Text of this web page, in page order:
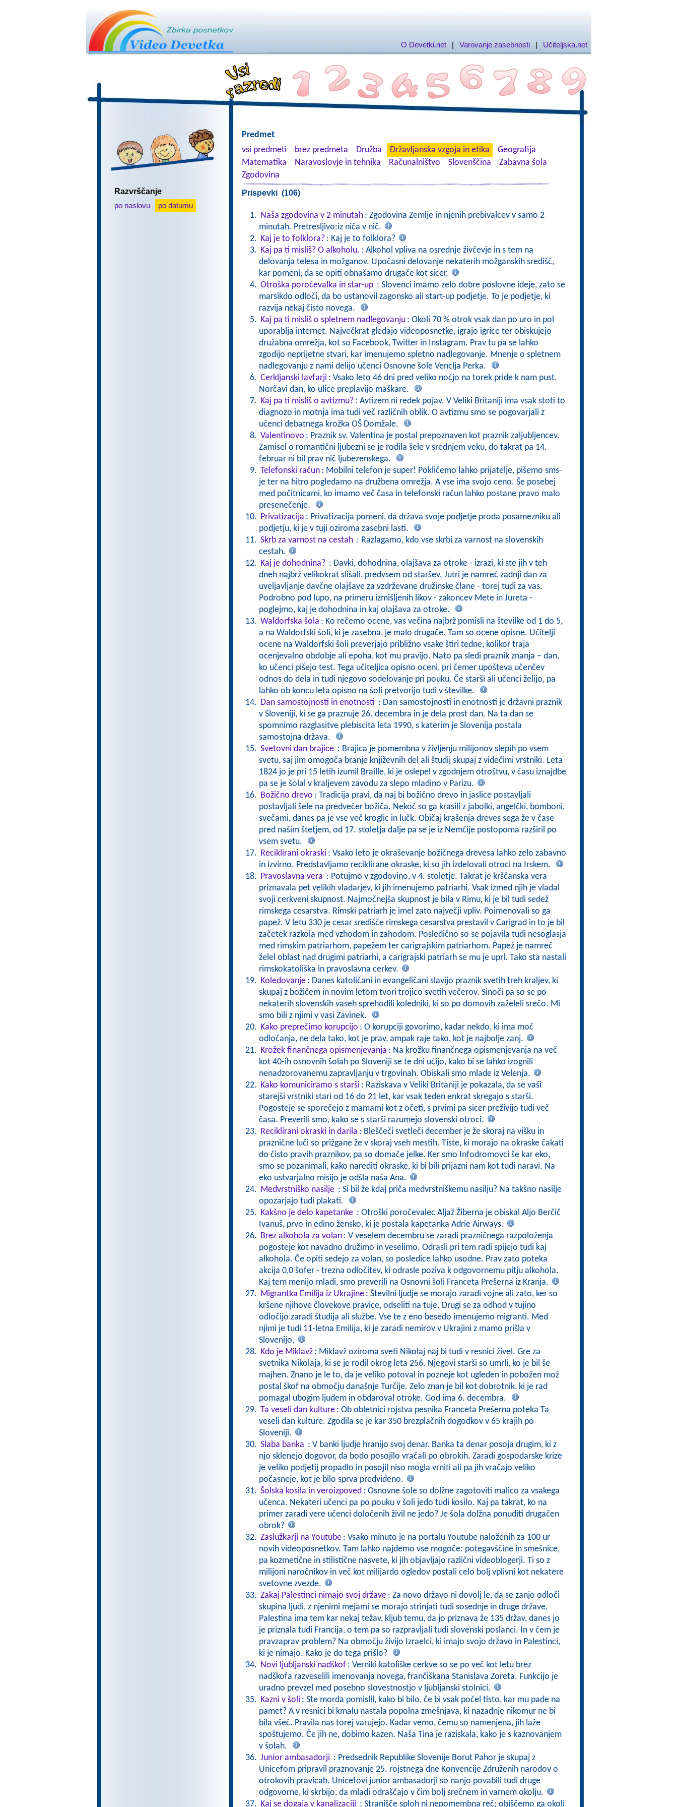
O Devetki.net | Varovanje zasebnosti | Učiteljska.net
Razvrščanje
po naslovu
po datumu
Predmet
vsi predmeti
brez predmeta Družba Državljanska vzgoja in etika
Geografija
Matematika
Naravoslovje in tehnika Računalništvo Slovenščina
Zabavna šola
Zgodovina
Prispevki (106)
Naša zgodovina v 2 minutah : Zgodovina Zemlje in njenih prebivalcev v samo 2
minutah. Pretresljivo:iz niča v nič.
Kaj je to folklora? : Kaj je to folklora?
Kaj pa ti misliš? O alkoholu. : Alkohol vpliva na osrednje živčevje in s tem na
delovanja telesa in možganov. Upočasni delovanje nekaterih možganskih središč,
kar pomeni, da se opiti obnašamo drugače kot sicer.
Otroška poročevalka in star-up : Slovenci imamo zelo dobre poslovne ideje, zato se
marsikdo odloči, da bo ustanovil zagonsko ali start-up podjetje. To je podjetje, ki
razvija nekaj čisto novega.
Kaj pa ti misliš o spletnem nadlegovanju : Okoli 70 % otrok vsak dan po uro in pol
uporablja internet. Največkrat gledajo videoposnetke, igrajo igrice ter obiskujejo
družabna omrežja, kot so Facebook, Twitter in Instagram. Prav tu pa se lahko
zgodijo neprijetne stvari, kar imenujemo spletno nadlegovanje. Mnenje o spletnem
nadlegovanju z nami delijo učenci Osnovne šole Venclja Perka.
Cerkljanski lavfarji : Vsako leto 46 dni pred veliko nočjo na torek pride k nam pust.
Norčavi dan, ko ulice preplavijo maškare.
Kaj pa ti misliš o avtizmu? : Avtizem ni redek pojav. V Veliki Britaniji ima vsak stoti to
diagnozo in motnja ima tudi več različnih oblik. O avtizmu smo se pogovarjali z
učenci debatnega krožka OŠ Domžale.
Valentinovo : Praznik sv. Valentina je postal prepoznaven kot praznik zaljubljencev.
Zamisel o romantični ljubezni se je rodila šele v srednjem veku, do takrat pa 14.
februar ni bil prav nič ljubezenskega.
Telefonski račun : Mobilni telefon je super! Pokličemo lahko prijatelje, pišemo sms-
je ter na hitro pogledamo na družbena omrežja. A vse ima svojo ceno. Še posebej
med počitnicami, ko imamo več časa in telefonski račun lahko postane pravo malo
presenečenje.
Privatizacija : Privatizacija pomeni, da država svoje podjetje proda posamezniku ali
podjetju, ki je v tuji oziroma zasebni lasti.
Skrb za varnost na cestah : Razlagamo, kdo vse skrbi za varnost na slovenskih
cestah.
Kaj je dohodnina? : Davki, dohodnina, olajšava za otroke - izrazi, ki ste jih v teh
dneh najbrž velikokrat slišali, predvsem od staršev. Jutri je namreč zadnji dan za
uveljavljanje davčne olajšave za vzdrževane družinske člane - torej tudi za vas.
Podrobno pod lupo, na primeru izmišljenih likov - zakoncev Mete in Jureta -
poglejmo, kaj je dohodnina in kaj olajšava za otroke.
Waldorfska šola : Ko rečemo ocene, vas večina najbrž pomisli na številke od 1 do 5,
a na Waldorfski šoli, ki je zasebna, je malo drugače. Tam so ocene opisne. Učitelji
ocene na Waldorfski šoli preverjajo približno vsake štiri tedne, kolikor traja
ocenjevalno obdobje ali epoha, kot mu pravijo. Nato pa sledi praznik znanja – dan,
ko učenci pišejo test. Tega učiteljica opisno oceni, pri čemer upošteva učenčev
odnos do dela in tudi njegovo sodelovanje pri pouku. Če starši ali učenci želijo, pa
lahko ob koncu leta opisno na šoli pretvorijo tudi v številke.
Dan samostojnosti in enotnosti : Dan samostojnosti in enotnosti je državni praznik
v Sloveniji, ki se ga praznuje 26. decembra in je dela prost dan. Na ta dan se
spomnimo razglasitve plebiscita leta 1990, s katerim je Slovenija postala
samostojna država.
Svetovni dan brajice : Brajica je pomembna v življenju milijonov slepih po vsem
svetu, saj jim omogoča branje književnih del ali študij skupaj z videčimi vrstniki. Leta
1824 jo je pri 15 letih izumil Braille, ki je oslepel v zgodnjem otroštvu, v času iznajdbe
pa se je šolal v kraljevem zavodu za slepo mladino v Parizu.
Božično drevo : Tradicija pravi, da naj bi božično drevo in jaslice postavljali
postavljali šele na predvečer božiča. Nekoč so ga krasili z jabolki, angelčki, bomboni,
svečami, danes pa je vse več kroglic in lučk. Običaj krašenja dreves sega že v čase
pred našim štetjem, od 17. stoletja dalje pa se je iz Nemčije postopoma razširil po
vsem svetu.
Reciklirani okraski : Vsako leto je okraševanje božičnega drevesa lahko zelo zabavno
in izvirno. Predstavljamo reciklirane okraske, ki so jih izdelovali otroci na Irskem.
Pravoslavna vera : Potujmo v zgodovino, v 4. stoletje. Takrat je krščanska vera
priznavala pet velikih vladarjev, ki jih imenujemo patriarhi. Vsak izmed njih je vladal
svoji cerkveni skupnost. Najmočnejša skupnost je bila v Rimu, ki je bil tudi sedež
rimskega cesarstva. Rimski patriarh je imel zato največji vpliv. Poimenovali so ga
papež. V letu 330 je cesar središče rimskega cesarstva prestavil v Carigrad in to je bil
začetek razkola med vzhodom in zahodom. Posledično so se pojavila tudi nesoglasja
med rimskim patriarhom, papežem ter carigrajskim patriarhom. Papež je namreč
želel oblast nad drugimi patriarhi, a carigrajski patriarh se mu je uprl. Tako sta nastali
rimskokatoliška in pravoslavna cerkev.
Koledovanje : Danes katoličani in evangeličani slavijo praznik svetih treh kraljev, ki
skupaj z božičem in novim letom tvori trojico svetih večerov. Sinoči pa so se po
nekaterih slovenskih vaseh sprehodili koledniki, ki so po domovih zaželeli srečo. Mi
smo bili z njimi v vasi Zavinek.
Kako preprečimo korupcijo : O korupciji govorimo, kadar nekdo, ki ima moč
odločanja, ne dela tako, kot je prav, ampak raje tako, kot je najbolje zanj.
Krožek finančnega opismenjevanja : Na krožku finančnega opismenjevanja na več
kot 40-ih osnovnih šolah po Sloveniji se te dni učijo, kako bi se lahko izognili
nenadzorovanemu zapravljanju v trgovinah. Obiskali smo mlade iz Velenja.
Kako komuniciramo s starši : Raziskava v Veliki Britaniji je pokazala, da se vaši
starejši vrstniki stari od 16 do 21 let, kar vsak teden enkrat skregajo s starši.
Pogosteje se sporečejo z mamami kot z očeti, s prvimi pa sicer preživijo tudi več
časa. Preverili smo, kako se s starši razumejo slovenski otroci.
Reciklirani okraski in darila : Bleščeči svetleči december je že skoraj na višku in
praznične luči so prižgane že v skoraj vseh mestih. Tiste, ki morajo na okraske čakati
do čisto pravih praznikov, pa so domače jelke. Ker smo Infodromovci še kar eko,
smo se pozanimali, kako narediti okraske, ki bi bili prijazni nam kot tudi naravi. Na
eko ustvarjalno misijo je odšla naša Ana.
Medvrstniško nasilje : Si bil že kdaj priča medvrstniškemu nasilju? Na takšno nasilje
opozarjajo tudi plakati.
Kakšno je delo kapetanke : Otroški poročevalec Aljaž Žiberna je obiskal Aljo Berčič
Ivanuš, prvo in edino žensko, ki je postala kapetanka Adrie Airways.
Brez alkohola za volan : V veselem decembru se zaradi prazničnega razpoloženja
pogosteje kot navadno družimo in veselimo. Odrasli pri tem radi spijejo tudi kaj
alkohola. Če opiti sedejo za volan, so posledice lahko usodne. Prav zato poteka
akcija 0,0 šofer - trezna odločitev, ki odrasle poziva k odgovornemu pitju alkohola.
Kaj tem menijo mladi, smo preverili na Osnovni šoli Franceta Prešerna iz Kranja.
Migrantka Emilija iz Ukrajine : Številni ljudje se morajo zaradi vojne ali zato, ker so
kršene njihove človekove pravice, odseliti na tuje. Drugi se za odhod v tujino
odločijo zaradi študija ali službe. Vse te z eno besedo imenujemo migranti. Med
njimi je tudi 11-letna Emilija, ki je zaradi nemirov v Ukrajini z mamo prišla v
Slovenijo.
Kdo je Miklavž : Miklavž oziroma sveti Nikolaj naj bi tudi v resnici živel. Gre za
svetnika Nikolaja, ki se je rodil okrog leta 256. Njegovi starši so umrli, ko je bil še
majhen. Znano je le to, da je veliko potoval in pozneje kot ugleden in pobožen mož
postal škof na območju današnje Turčije. Zelo znan je bil kot dobrotnik, ki je rad
pomagal ubogim ljudem in obdaroval otroke. God ima 6. decembra.
Ta veseli dan kulture : Ob obletnici rojstva pesnika Franceta Prešerna poteka Ta
veseli dan kulture. Zgodila se je kar 350 brezplačnih dogodkov v 65 krajih po
Sloveniji.
Slaba banka : V banki ljudje hranijo svoj denar. Banka ta denar posoja drugim, ki z
njo sklenejo dogovor, da bodo posojilo vračali po obrokih. Zaradi gospodarske krize
je veliko podjetij propadlo in posojil niso mogla vrniti ali pa jih vračajo veliko
počasneje, kot je bilo sprva predvideno.
Šolska kosila in veroizpoved : Osnovne šole so dolžne zagotoviti malico za vsakega
učenca. Nekateri učenci pa po pouku v šoli jedo tudi kosilo. Kaj pa takrat, ko na
primer zaradi vere učenci določenih živil ne jedo? Je šola dolžna ponuditi drugačen
obrok?
Zaslužkarji na Youtube : Vsako minuto je na portalu Youtube naloženih za 100 ur
novih videoposnetkov. Tam lahko najdemo vse mogoče: potegavščine in smešnice,
pa kozmetične in stilistične nasvete, ki jih objavljajo različni videoblogerji. Ti so z
milijoni naročnikov in več kot milijardo ogledov postali celo bolj vplivni kot nekatere
svetovne zvezde.
Zakaj Palestinci nimajo svoj države : Za novo državo ni dovolj le, da se zanjo odloči
skupina ljudi, z njenimi mejami se morajo strinjati tudi sosednje in druge države.
Palestina ima tem kar nekaj težav, kljub temu, da jo priznava že 135 držav, danes jo
je priznala tudi Francija, o tem pa so razpravljali tudi slovenski poslanci. In v čem je
pravzaprav problem? Na območju živijo Izraelci, ki imajo svojo državo in Palestinci,
ki je nimajo. Kako je do tega prišlo?
Novi ljubljanski nadškof : Verniki katoliške cerkve so se po več kot letu brez
nadškofa razveselili imenovanja novega, frančiškana Stanislava Zoreta. Funkcijo je
uradno prevzel med posebno slovestnostjo v ljubljanski stolnici.
Kazni v šoli : Ste morda pomislil, kako bi bilo, če bi vsak počel tisto, kar mu pade na
pamet? A v resnici bi kmalu nastala popolna zmešnjava, ki nazadnje nikomur ne bi
bila všeč. Pravila nas torej varujejo. Kadar vemo, čemu so namenjena, jih laže
spoštujemo. Če jih ne, dobimo kazen. Naša Tina je raziskala, kako je s kaznovanjem
v šolah.
Junior ambasadorji : Predsednik Republike Slovenije Borut Pahor je skupaj z
Unicefom pripravil praznovanje 25. rojstnega dne Konvencije Združenih narodov o
otrokovih pravicah. Unicefovi junior ambasadorji so nanjo povabili tudi druge
odgovorne, ki skrbijo, da mladi odraščajo v čim bolj srečnem in varnem okolju.
Kaj se dogaja v kanalizaciji : Stranišče sploh ni nepomembna reč; obiščemo ga okoli